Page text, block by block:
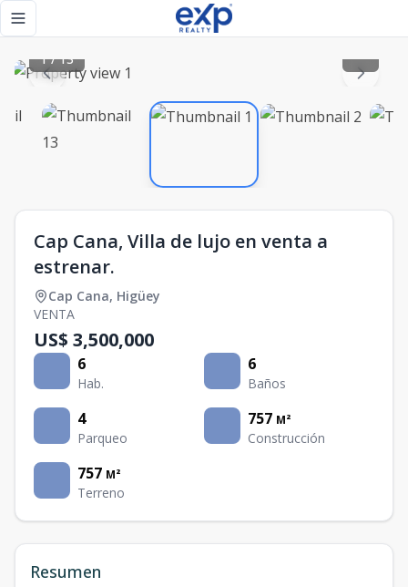
Toggle navigation menu
1/13
Cap Cana, Villa de lujo en venta a
estrenar.
Cap Cana, Higüey
VENTA
US$ 3,500,000
6
Hab.
6
Baños
4
Parqueo
757 M²
Construcción
757 M²
Terreno
Resumen
Cap Cana, Villa de lujo en venta a estrenar. - eXp Realty